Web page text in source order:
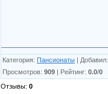
Категория: Пансионаты | Добавил:
Просмотров: 909 | Рейтинг: 0.0/0
Отзывы: 0